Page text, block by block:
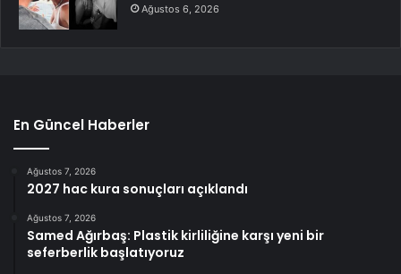
Ağustos 6, 2026
En Güncel Haberler
Ağustos 7, 2026
2027 hac kura sonuçları açıklandı
Ağustos 7, 2026
Samed Ağırbaş: Plastik kirliliğine karşı yeni bir
seferberlik başlatıyoruz